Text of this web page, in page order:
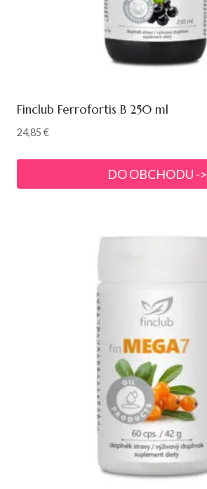
Finclub Ferrofortis B 250 ml
24,85€
DO OBCHODU ->